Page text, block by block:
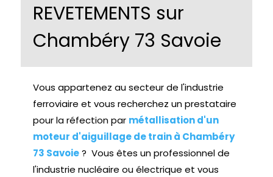
REVETEMENTS sur
Chambéry 73 Savoie
Vous appartenez au secteur de l'industrie
ferroviaire et vous recherchez un prestataire
pour la réfection par métallisation d'un
moteur d'aiguillage de train à Chambéry
73 Savoie? Vous êtes un professionnel de
l'industrie nucléaire ou électrique et vous